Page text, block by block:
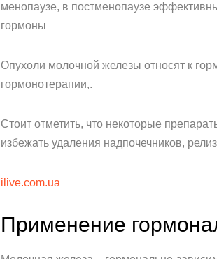
менопаузе, в постменопаузе
гормоны
Опухоли молочной железы относят к
гормонотерапии,.
Стоит отметить, что некоторые
избежать удаления надпочечников,
ilive.com.ua
Применение